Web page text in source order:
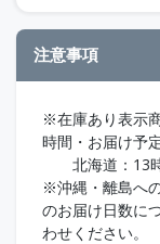
注意事項
※在庫あり表示
時間・お届け予
北海道：13時
※沖縄・離島へ
のお届け日数に
わせください。